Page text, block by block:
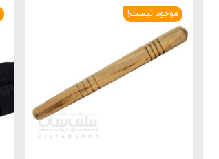
موجود نیست!